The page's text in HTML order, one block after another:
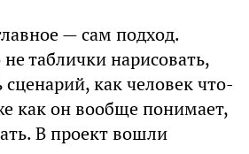
— сам подход.
таблички нарисовать,
сценарий, как человек что-
как он вообще понимает,
В проект вошли